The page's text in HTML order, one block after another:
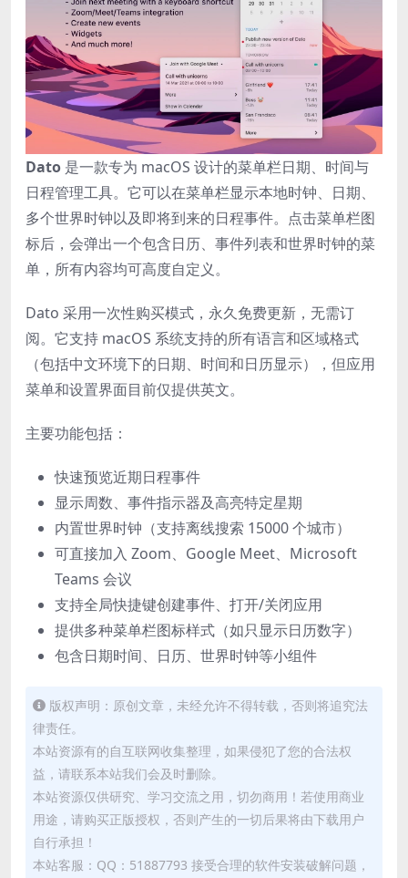
Dato 是一款专为 macOS 设计的菜单栏日期、时间与
日程管理工具。它可以在菜单栏显示本地时钟、日期、
多个世界时钟以及即将到来的日程事件。点击菜单栏图
标后，会弹出一个包含日历、事件列表和世界时钟的菜
单，所有内容均可高度自定义。
Dato 采用一次性购买模式，永久免费更新，无需订
阅。它支持 macOS 系统支持的所有语言和区域格式
（包括中文环境下的日期、时间和日历显示），但应用
菜单和设置界面目前仅提供英文。
主要功能包括：
快速预览近期日程事件
显示周数、事件指示器及高亮特定星期
内置世界时钟（支持离线搜索 15000 个城市）
可直接加入 Zoom、Google Meet、Microsoft
Teams 会议
支持全局快捷键创建事件、打开/关闭应用
提供多种菜单栏图标样式（如只显示日历数字）
包含日期时间、日历、世界时钟等小组件
版权声明：原创文章，未经允许不得转载，否则将追究法
律责任。
本站资源有的自互联网收集整理，如果侵犯了您的合法权
益，请联系本站我们会及时删除。
本站资源仅供研究、学习交流之用，切勿商用！若使用商业
用途，请购买正版授权，否则产生的一切后果将由下载用户
自行承担！
本站客服：QQ：51887793 接受合理的软件安装破解问题，